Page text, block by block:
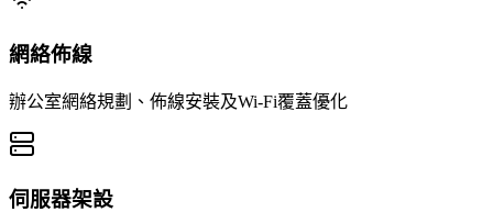
網絡佈線
辦公室網絡規劃、佈線安裝及Wi-Fi覆蓋優化
伺服器架設